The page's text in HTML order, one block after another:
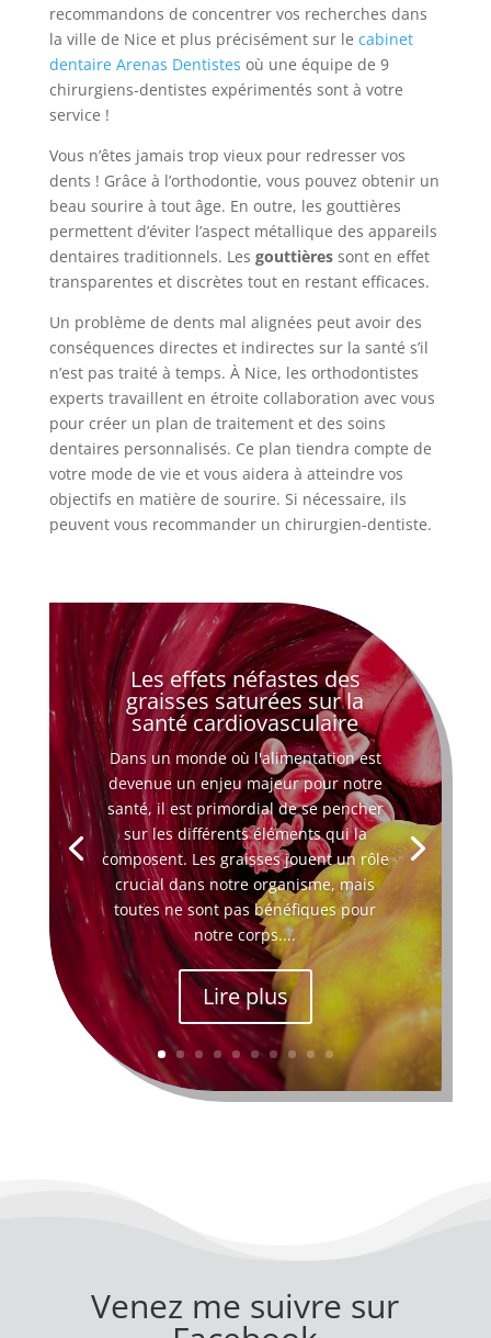
recommandons de concentrer vos recherches dans
la ville de Nice et plus précisément sur le cabinet
dentaire Arenas Dentistes où une équipe de 9
chirurgiens-dentistes expérimentés sont à votre
service !
Vous n’êtes jamais trop vieux pour redresser vos
dents ! Grâce à l’orthodontie, vous pouvez obtenir un
beau sourire à tout âge. En outre, les gouttières
permettent d’éviter l’aspect métallique des appareils
dentaires traditionnels. Les gouttièressont en effet
transparentes et discrètes tout en restant efficaces.
Un problème de dents mal alignées peut avoir des
conséquences directes et indirectes sur la santé s’il
n’est pas traité à temps. À Nice, les orthodontistes
experts travaillent en étroite collaboration avec vous
pour créer un plan de traitement et des soins
dentaires personnalisés. Ce plan tiendra compte de
votre mode de vie et vous aidera à atteindre vos
objectifs en matière de sourire. Si nécessaire, ils
peuvent vous recommander un chirurgien-dentiste.
Les effets néfastes des
graisses saturées sur la
santé cardiovasculaire
Dans un monde où l'alimentation est
devenue un enjeu majeur pour notre
santé, il est primordial de se pencher
sur les différents éléments qui la
composent. Les graisses jouent un rôle
crucial dans notre organisme, mais
toutes ne sont pas bénéfiques pour
notre corps....
Lire plus
Venez me suivre sur